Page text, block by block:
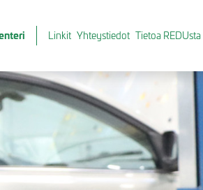
Linkit Yhteystiedot Tietoa REDUsta